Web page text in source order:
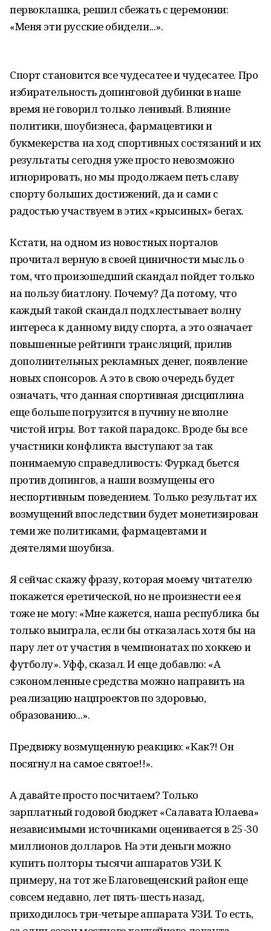
первоклашка, решил сбежать с церемонии:
«Меня эти русские обидели...».
Спорт становится все чудесатее и чудесатее. Про
избирательность допинговой дубинки в наше
время не говорил только ленивый. Влияние
политики, шоубизнеса, фармацевтики и
букмекерства на ход спортивных состязаний и их
результаты сегодня уже просто невозможно
игнорировать, но мы продолжаем петь славу
спорту больших достижений, да и сами с
радостью участвуем в этих «крысиных» бегах.
Кстати, на одном из новостных порталов
прочитал верную в своей циничности мысль о
том, что произошедший скандал пойдет только
на пользу биатлону. Почему? Да потому, что
каждый такой скандал подхлестывает волну
интереса к данному виду спорта, а это означает
повышенные рейтинги трансляций, прилив
дополнительных рекламных денег, появление
новых спонсоров. А это в свою очередь будет
означать, что данная спортивная дисциплина
еще больше погрузится в пучину не вполне
чистой игры. Вот такой парадокс. Вроде бы все
участники конфликта выступают за так
понимаемую справедливость: Фуркад бьется
против допингов, а наши возмущены его
неспортивным поведением. Только результат их
возмущений впоследствии будет монетизирован
теми же политиками, фармацевтами и
деятелями шоубиза.
Я сейчас скажу фразу, которая моему читателю
покажется еретической, но не произнести ее я
тоже не могу: «Мне кажется, наша республика бы
только выиграла, если бы отказалась хотя бы на
пару лет от участия в чемпионатах по хоккею и
футболу». Уфф, сказал. И еще добавлю: «А
сэкономленные средства можно направить на
реализацию нацпроектов по здоровью,
образованию...».
Предвижу возмущенную реакцию: «Как?! Он
посягнул на самое святое!!».
А давайте просто посчитаем? Только
зарплатный годовой бюджет «Салавата Юлаева»
независимыми источниками оценивается в 25-30
миллионов долларов. На эти деньги можно
купить полторы тысячи аппаратов УЗИ. К
примеру, на тот же Благовещенский район еще
совсем недавно, лет пять-шесть назад,
приходилось три-четыре аппарата УЗИ. То есть,